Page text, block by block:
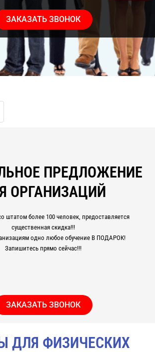
ЗАКАЗАТЬ ЗВОНОК
ПРЕДЛОЖЕНИЕ
ОРГАНИЗАЦИЙ
штатом более 100 человек, предоставляется
существенная скидка!!!
одно любое обучение В ПОДАРОК!
Запишитесь прямо сейчас!!!
ЗАКАЗАТЬ ЗВОНОК
ДЛЯ ФИЗИЧЕСКИХ